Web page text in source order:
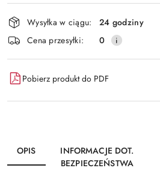
Wyślij
Dostępność
i
dostawa
Wysyłka w ciągu:
24 godziny
Cena przesyłki:
0
Pobierz produkt do PDF
OPIS
INFORMACJE DOT.
BEZPIECZEŃSTWA